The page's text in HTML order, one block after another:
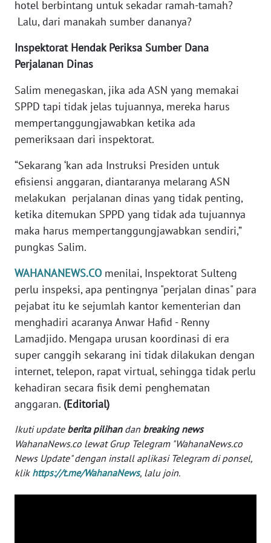
hotel berbintang untuk sekadar ramah-tamah?
Lalu, dari manakah sumber dananya?
Inspektorat Hendak Periksa Sumber Dana
Perjalanan Dinas
Salim menegaskan, jika ada ASN yang memakai
SPPD tapi tidak jelas tujuannya, mereka harus
mempertanggungjawabkan ketika ada
pemeriksaan dari inspektorat.
“Sekarang ‘kan ada Instruksi Presiden untuk
efisiensi anggaran, diantaranya melarang ASN
melakukan perjalanan dinas yang tidak penting,
ketika ditemukan SPPD yang tidak ada tujuannya
maka harus mempertanggungjawabkan sendiri,”
pungkas Salim.
WAHANANEWS.CO menilai, Inspektorat Sulteng
perlu inspeksi, apa pentingnya "perjalan dinas" para
pejabat itu ke sejumlah kantor kementerian dan
menghadiri acaranya Anwar Hafid - Renny
Lamadjido. Mengapa urusan koordinasi di era
super canggih sekarang ini tidak dilakukan dengan
internet, telepon, rapat virtual, sehingga tidak perlu
kehadiran secara fisik demi penghematan
anggaran. (Editorial)
Ikuti update berita pilihandan breaking news
WahanaNews.co lewat Grup Telegram "WahanaNews.co
News Update" dengan install aplikasi Telegram di ponsel,
klik https://t.me/WahanaNews, lalu join.
WN
NUSANTARA
WN
JOGJA
WN
BALI
WN
KALTENG
WN
KALTARA
WN
KALSEL
WN
KALTIM
SULSEL
WN
GORONTALO